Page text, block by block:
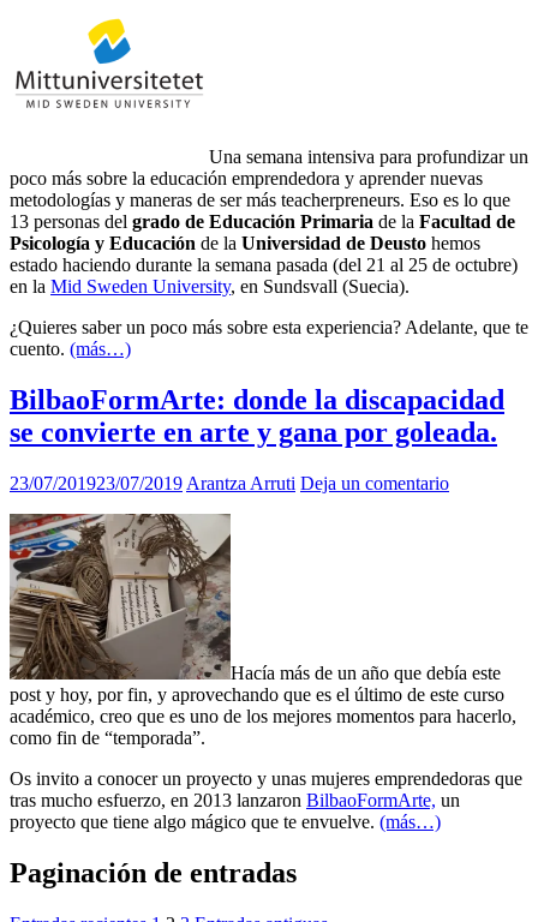
Una semana intensiva para profundizar un
poco más sobre la educación emprendedora y aprender nuevas
metodologías y maneras de ser más teacherpreneurs. Eso es lo que
13 personas del grado de Educación Primaria de la Facultad de
Psicología y Educación de la Universidad de Deusto hemos
estado haciendo durante la semana pasada (del 21 al 25 de octubre)
en la Mid Sweden University, en Sundsvall (Suecia).
¿Quieres saber un poco más sobre esta experiencia? Adelante, que te
cuento. (más…)
BilbaoFormArte: donde la discapacidad
se convierte en arte y gana por goleada.
23/07/201923/07/2019 Arantza Arruti Deja un comentario
Hacía más de un año que debía este
post y hoy, por fin, y aprovechando que es el último de este curso
académico, creo que es uno de los mejores momentos para hacerlo,
como fin de “temporada”.
Os invito a conocer un proyecto y unas mujeres emprendedoras que
tras mucho esfuerzo, en 2013 lanzaron BilbaoFormArte, un
proyecto que tiene algo mágico que te envuelve. (más…)
Paginación de entradas